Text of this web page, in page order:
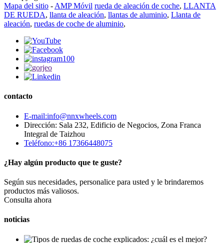
Mapa del sitio - AMP Móvil rueda de aleación de coche, LLANTA
DE RUEDA, llanta de aleación, llantas de aluminio, Llanta de
aleación, ruedas de coche de aluminio,
contacto
E-mail:info@nnxwheels.com
Dirección: Sala 232, Edificio de Negocios, Zona Franca
Integral de Taizhou
Teléfono:+86 17366448075
¿Hay algún producto que te guste?
Según sus necesidades, personalice para usted y le brindaremos
productos más valiosos.
Consulta ahora
noticias